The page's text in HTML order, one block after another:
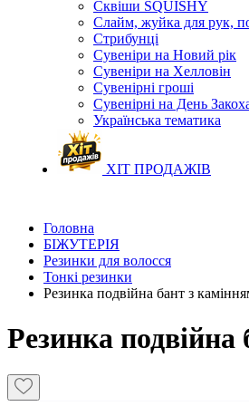
Сквіши SQUISHY
Слайм, жуйка для рук,
Стрибунці
Сувеніри на Новий рік
Сувеніри на Хелловін
Сувенірні гроші
Сувенірні на День
Українська тематика
ХІТ ПРОДАЖІВ
Головна
БІЖУТЕРІЯ
Резинки для волосся
Тонкі резинки
Резинка подвійна бант з
Резинка